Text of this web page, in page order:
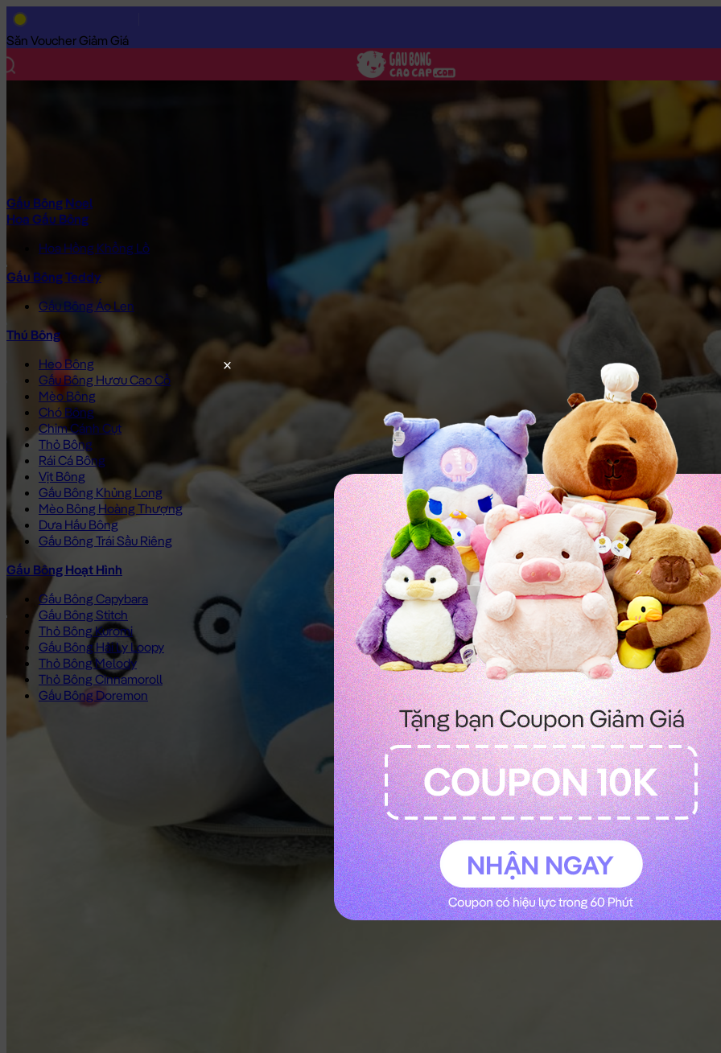
Săn Voucher Giảm Giá
Gấu Bông Noel
Hoa Gấu Bông
Hoa Hồng Khổng Lồ
Gấu Bông Teddy
Gấu Bông Áo Len
Thú Bông
Heo Bông
Gấu Bông Hươu Cao Cổ
Mèo Bông
Chó Bông
Chim Cánh Cụt
Thỏ Bông
Rái Cá Bông
Vịt Bông
Gấu Bông Khủng Long
Mèo Bông Hoàng Thượng
Dưa Hấu Bông
Gấu Bông Trái Sầu Riêng
Gấu Bông Hoạt Hình
Gấu Bông Capybara
Gấu Bông Stitch
Thỏ Bông Kuromi
Gấu Bông Hải Ly Loopy
Thỏ Bông Melody
Thỏ Bông Cinnamoroll
Gấu Bông Doremon
Trang Chủ